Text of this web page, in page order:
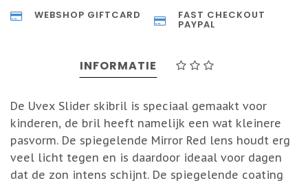
WEBSHOP GIFTCARD FAST CHECKOUT
PAYPAL
INFORMATIE
De Uvex Slider skibril is speciaal gemaakt voor
kinderen, de bril heeft namelijk een wat kleinere
pasvorm. De spiegelende Mirror Red lens houdt erg
veel licht tegen en is daardoor ideaal voor dagen
dat de zon intens schijnt. De spiegelende coating